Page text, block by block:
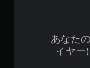
あなた
イヤー